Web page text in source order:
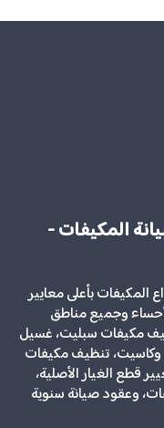
المكيفات -
بأعلى معايير
وجميع مناطق
مكيفات سبليت، غسيل
وكاسيت، تنظيف مكيفات
قطع الغيار الأصلية،
وعقود صيانة سنوية